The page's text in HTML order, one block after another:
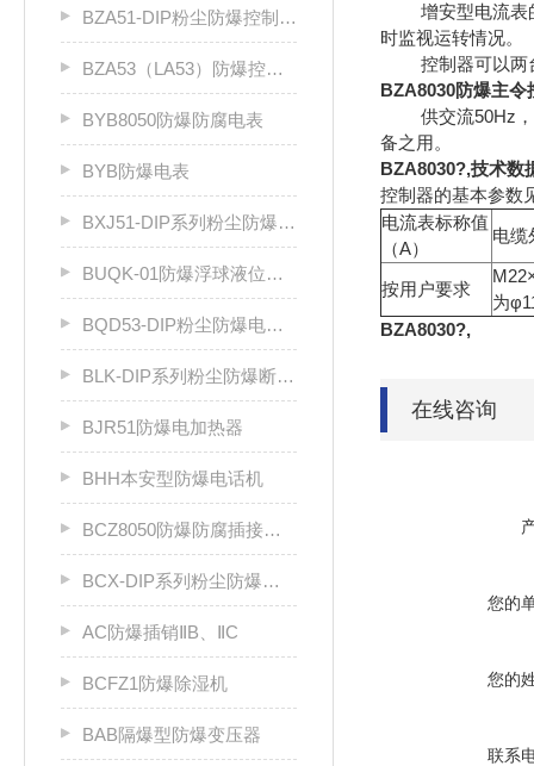
BZA51-DIP粉尘防爆控制按钮
BZA53（LA53）防爆控制按钮
BYB8050防爆防腐电表
BYB防爆电表
BXJ51-DIP系列粉尘防爆接线箱
BUQK-01防爆浮球液位控制器
BQD53-DIP粉尘防爆电磁起动器
BLK-DIP系列粉尘防爆断路器
BJR51防爆电加热器
BHH本安型防爆电话机
BCZ8050防爆防腐插接装置（Ⅱ C）
BCX-DIP系列粉尘防爆插销
AC防爆插销ⅡB、ⅡC
BCFZ1防爆除湿机
BAB隔爆型防爆变压器
增安型电流表的
时监视运转情况。
控制器可以两台
BZA8030防爆主令
供交流50Hz，电
备之用。
BZA8030?,技术数
控制器的基本参数
电流表标称值
（A）
电缆
按用户要求
为
BZA8030?,
在线咨询
您的
您的
联系